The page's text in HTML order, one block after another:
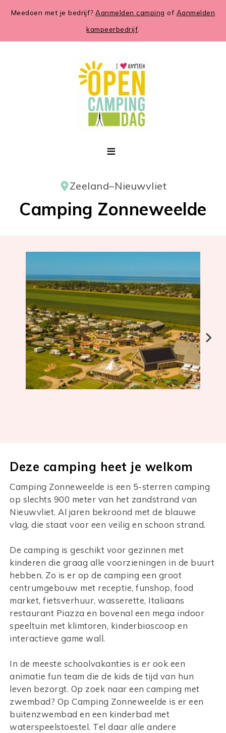
Meedoen met je bedrijf?Aanmelden camping of Aanmelden
kampeerbedrijf
Zeeland–Nieuwvliet
Camping Zonneweelde
Deze camping heet je welkom
Camping Zonneweelde is een 5-sterren camping
op slechts 900 meter van het zandstrand van
Nieuwvliet. Al jaren bekroond met de blauwe
vlag, die staat voor een veilig en schoon strand.
De camping is geschikt voor gezinnen met
kinderen die graag alle voorzieningen in de buurt
hebben. Zo is er op de camping een groot
centrumgebouw met receptie, funshop, food
market, fietsverhuur, wasserette, Italiaans
restaurant Piazza en bovenal een mega indoor
speeltuin met klimtoren, kinderbioscoop en
interactieve game wall.
In de meeste schoolvakanties is er ook een
animatie fun team die de kids de tijd van hun
leven bezorgt. Op zoek naar een camping met
zwembad? Op Camping Zonneweelde is er een
buitenzwembad en een kinderbad met
waterspeelstoestel. Tel daar alle andere